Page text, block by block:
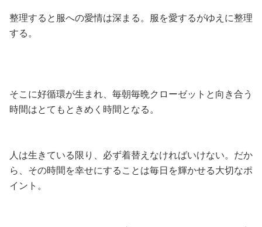
整理すると服への愛情は深まる。服を愛するがゆえに整理
する。
そこに好循環が生まれ、毎朝毎晩クローゼットと向き合う
時間はとてもときめく時間となる。
人は生きている限り、必ず着替えなければいけない。だか
ら、その時間を幸せにすることは毎日を輝かせる大切なポ
イント。